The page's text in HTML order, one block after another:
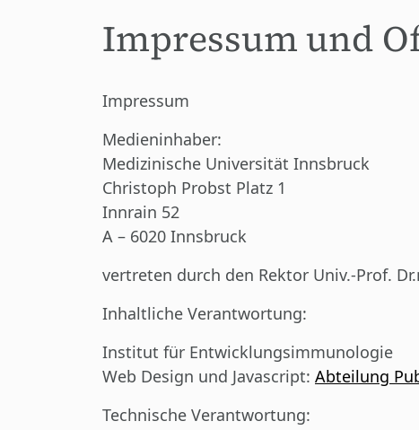
Impressum und
Impressum
Medieninhaber:
Medizinische Universität Innsbruck
Christoph Probst Platz 1
Innrain 52
A – 6020 Innsbruck
vertreten durch den Rektor Univ.-Prof.
Inhaltliche Verantwortung:
Institut für Entwicklungsimmunologie
Web Design und Javascript: Abteilung
Technische Verantwortung: